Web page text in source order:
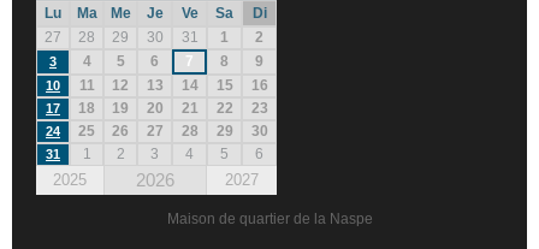
Lu Ma Me Je Ve Sa
Di
27
28 29 30 31 1 2
3 4 5 6 7 8 9
10 11 12 13 14 15 16
17 18 19 20 21 22 23
24 25 26 27 28 29 30
31 1 2 3 4 5 6
2025 2026 2027
Maison de quartier de la Naspe